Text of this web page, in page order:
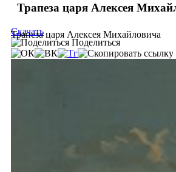
Трапеза царя Алексея
Трапеза царя Алексея Михайловича
Скачать
Поделиться